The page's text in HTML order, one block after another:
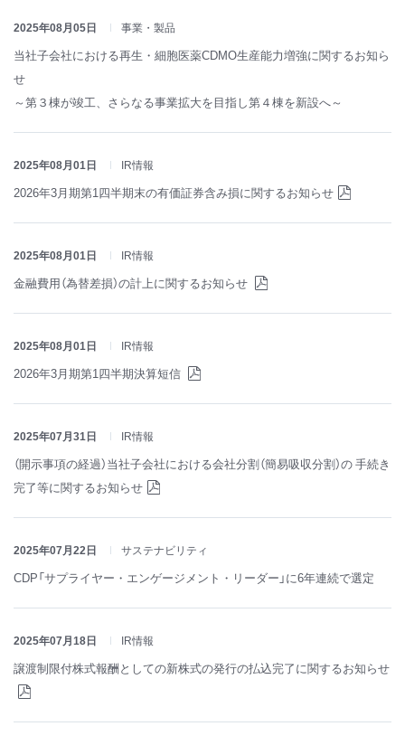
2025年08月05日 事業・製品
当社子会社における再生・細胞医薬CDMO生産能力増強に関するお知ら
せ
～第３棟が竣工、さらなる事業拡大を目指し第４棟を新設へ～
2025年08月01日 IR情報
2026年3月期第1四半期末の有価証券含み損に関するお知らせ
2025年08月01日 IR情報
金融費用（為替差損）の計上に関するお知らせ
2025年08月01日 IR情報
2026年3月期第1四半期決算短信
2025年07月31日 IR情報
（開示事項の経過）当社子会社における会社分割（簡易吸収分割）の 手続き
完了等に関するお知らせ
2025年07月22日 サステナビリティ
CDP「サプライヤー・エンゲージメント・リーダー」に6年連続で選定
2025年07月18日 IR情報
譲渡制限付株式報酬としての新株式の発行の払込完了に関するお知らせ